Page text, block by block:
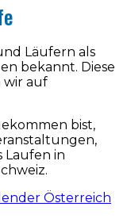
Läufern als
bekannt. Diese
wir auf
bist,
Laufen in
Österreich